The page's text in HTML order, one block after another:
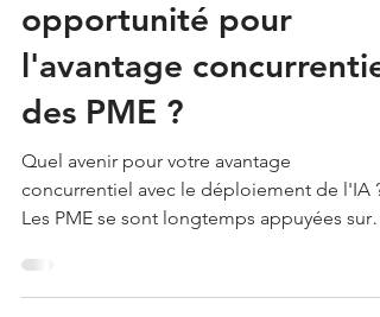
L'IA, menace ou
opportunité pour
l'avantage concurrentiel
des PME ?
concurrentiel avec le déploiement de l'IA ?
Les PME se sont longtemps appuyées sur